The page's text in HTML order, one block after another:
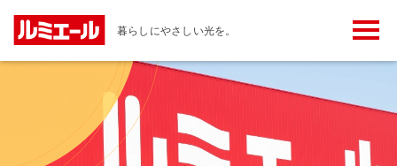
暮らしにやさしい光を。
メ
ニ
ー
ン